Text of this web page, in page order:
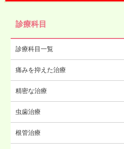
診療科目
診療科目一覧
痛みを抑えた治療
精密な治療
虫歯治療
根管治療